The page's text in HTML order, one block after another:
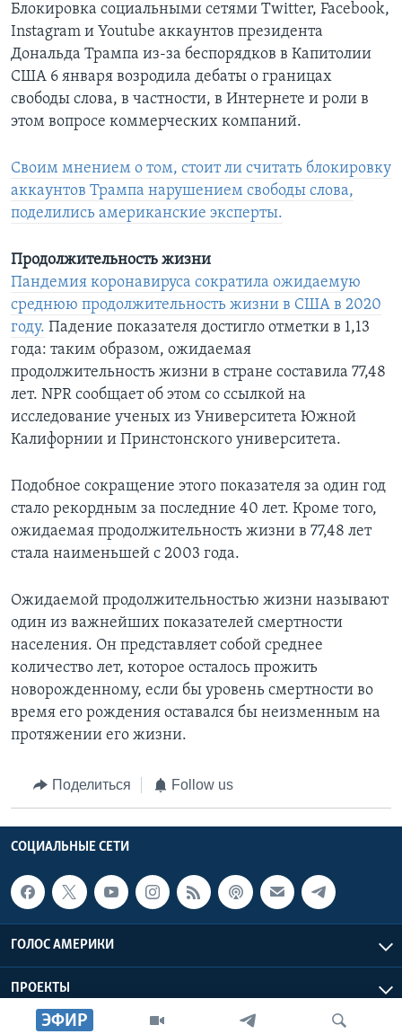
ЭФИР
Блокировка социальными сетями Twitter, Facebook,
Instagram и Youtube аккаунтов президента
Дональда Трампа из-за беспорядков в Капитолии
США 6 января возродила дебаты о границах
свободы слова, в частности, в Интернете и роли в
этом вопросе коммерческих компаний.
Своим мнением о том, стоит ли считать блокировку
аккаунтов Трампа нарушением свободы слова,
поделились американские эксперты.
Продолжительность жизни
Пандемия коронавируса сократила ожидаемую
среднюю продолжительность жизни в США в 2020
году. Падение показателя достигло отметки в 1,13
года: таким образом, ожидаемая
продолжительность жизни в стране составила 77,48
лет. NPR сообщает об этом со ссылкой на
исследование ученых из Университета Южной
Калифорнии и Принстонского университета.
Подобное сокращение этого показателя за один год
стало рекордным за последние 40 лет. Кроме того,
ожидаемая продолжительность жизни в 77,48 лет
стала наименьшей с 2003 года.
Ожидаемой продолжительностью жизни называют
один из важнейших показателей смертности
населения. Он представляет собой среднее
количество лет, которое осталось прожить
новорожденному, если бы уровень смертности во
время его рождения оставался бы неизменным на
протяжении его жизни.
Поделиться Follow us
СОЦИАЛЬНЫЕ СЕТИ
ГОЛОС АМЕРИКИ
ПРОЕКТЫ